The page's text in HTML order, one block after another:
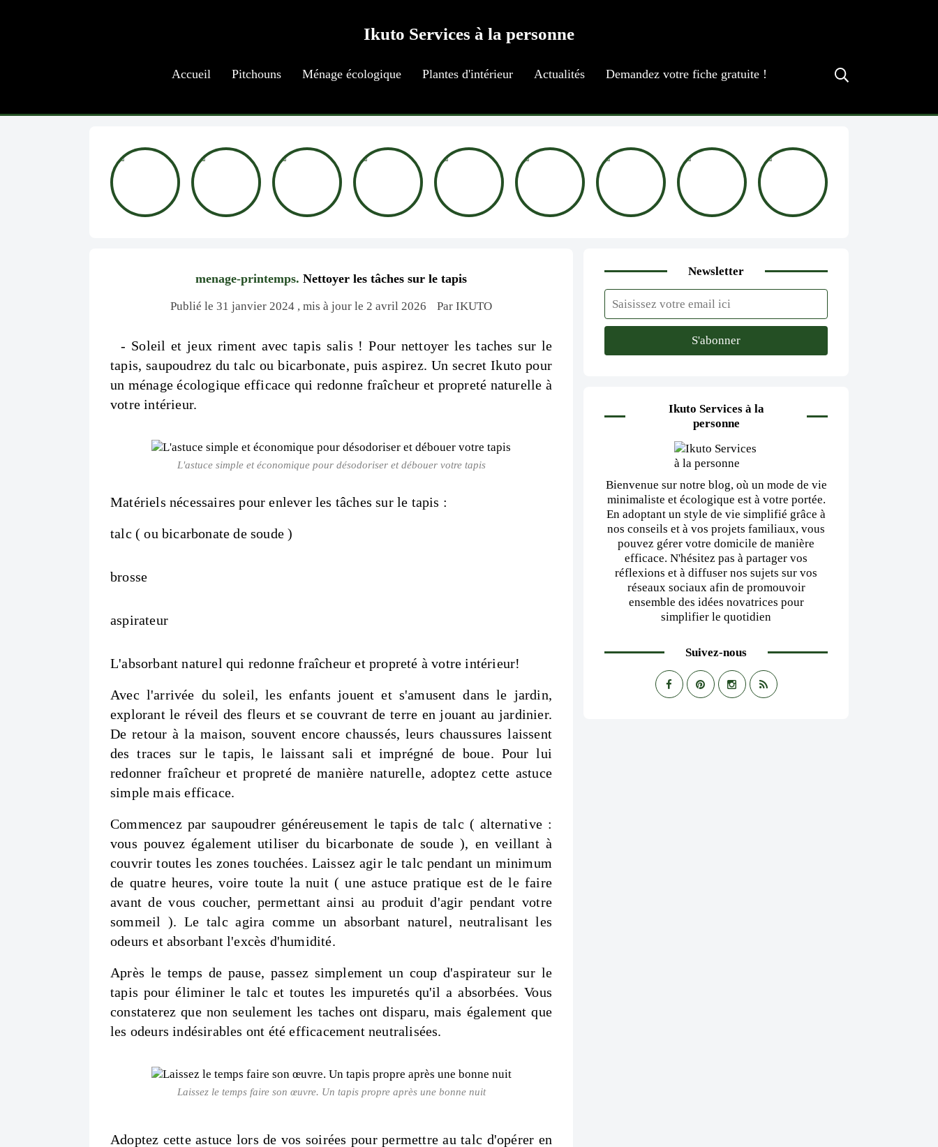
Ikuto Services à la personne
Accueil Pitchouns Ménage écologique Plantes d'intérieur Actualités Demandez votre fiche gratuite !
menage-printemps. Nettoyer les tâches sur le tapis
Publié le 31 janvier 2024 , mis à jour le 2 avril 2026 Par IKUTO
- Soleil et jeux riment avec tapis salis ! Pour nettoyer les taches sur le
tapis, saupoudrez du talc ou bicarbonate, puis aspirez. Un secret Ikuto pour
un ménage écologique efficace qui redonne fraîcheur et propreté naturelle à
votre intérieur.
L'astuce simple et économique pour désodoriser et débouer votre tapis
Matériels nécessaires pour enlever les tâches sur le tapis :
talc ( ou bicarbonate de soude )
brosse
aspirateur
L'absorbant naturel qui redonne fraîcheur et propreté à votre intérieur!
Avec l'arrivée du soleil, les enfants jouent et s'amusent dans le jardin,
explorant le réveil des fleurs et se couvrant de terre en jouant au jardinier.
De retour à la maison, souvent encore chaussés, leurs chaussures laissent
des traces sur le tapis, le laissant sali et imprégné de boue. Pour lui
redonner fraîcheur et propreté de manière naturelle, adoptez cette astuce
simple mais efficace.
Commencez par saupoudrer généreusement le tapis de talc ( alternative :
vous pouvez également utiliser du bicarbonate de soude ), en veillant à
couvrir toutes les zones touchées. Laissez agir le talc pendant un minimum
de quatre heures, voire toute la nuit ( une astuce pratique est de le faire
avant de vous coucher, permettant ainsi au produit d'agir pendant votre
sommeil ). Le talc agira comme un absorbant naturel, neutralisant les
odeurs et absorbant l'excès d'humidité.
Après le temps de pause, passez simplement un coup d'aspirateur sur le
tapis pour éliminer le talc et toutes les impuretés qu'il a absorbées. Vous
constaterez que non seulement les taches ont disparu, mais également que
les odeurs indésirables ont été efficacement neutralisées.
Laissez le temps faire son œuvre. Un tapis propre après une bonne nuit
Adoptez cette astuce lors de vos soirées pour permettre au talc d'opérer en
Newsletter
Ikuto Services à la
personne
Bienvenue sur notre blog, où un mode de vie
minimaliste et écologique est à votre portée.
En adoptant un style de vie simplifié grâce à
nos conseils et à vos projets familiaux, vous
pouvez gérer votre domicile de manière
efficace. N'hésitez pas à partager vos
réflexions et à diffuser nos sujets sur vos
réseaux sociaux afin de promouvoir
ensemble des idées novatrices pour
simplifier le quotidien
Suivez-nous